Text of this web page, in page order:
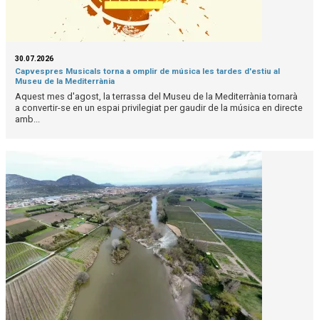
30.07.2026
Capvespres Musicals torna a omplir de música les tardes d'estiu al
Museu de la Mediterrània
Aquest mes d'agost, la terrassa del Museu de la Mediterrània tornarà
a convertir-se en un espai privilegiat per gaudir de la música en directe
amb...